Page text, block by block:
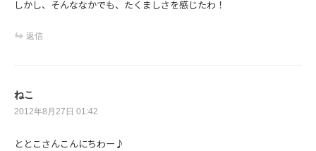
しかし、そんななかでも、たくましさを感じたわ！
返信
ねこ
2012年8月27日 01:42
ととこさんこんにちわー♪